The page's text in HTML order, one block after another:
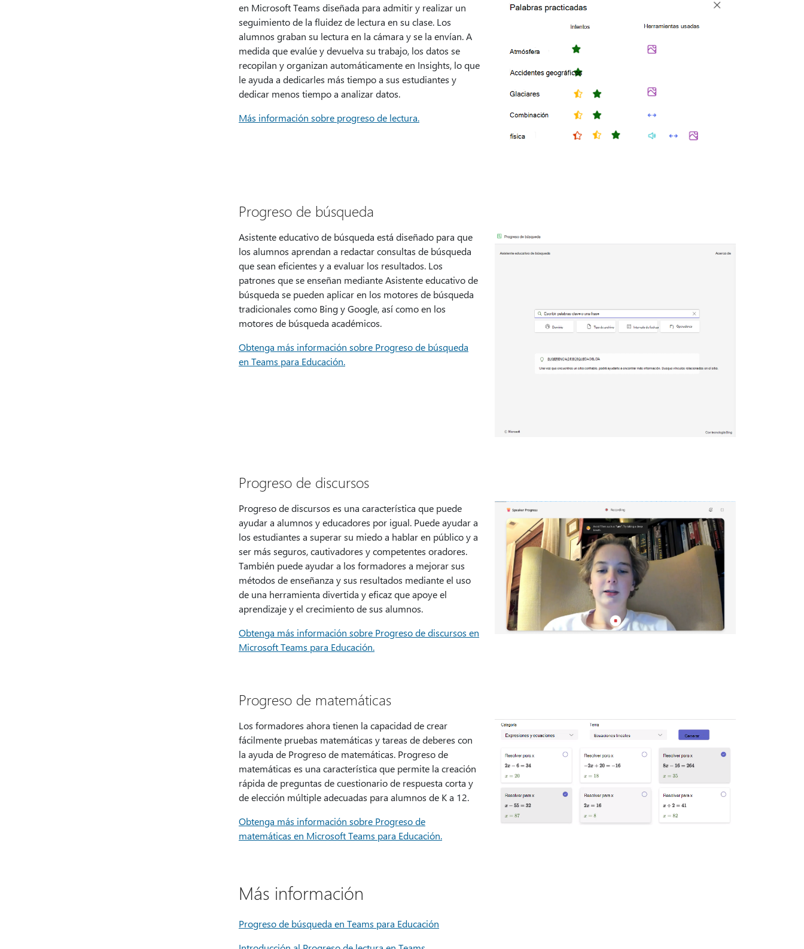
en Microsoft Teams diseñada para admitir y realizar un
seguimiento de la fluidez de lectura en su clase. Los
alumnos graban su lectura en la cámara y se la envían. A
medida que evalúe y devuelva su trabajo, los datos se
recopilan y organizan automáticamente en Insights, lo que
le ayuda a dedicarles más tiempo a sus estudiantes y
dedicar menos tiempo a analizar datos.
Más información sobre progreso de lectura.
Progreso de búsqueda
Asistente educativo de búsqueda está diseñado para que
los alumnos aprendan a redactar consultas de búsqueda
que sean eficientes y a evaluar los resultados. Los
patrones que se enseñan mediante Asistente educativo de
búsqueda se pueden aplicar en los motores de búsqueda
tradicionales como Bing y Google, así como en los
motores de búsqueda académicos.
Obtenga más información sobre Progreso de búsqueda
en Teams para Educación.
Progreso de discursos
Progreso de discursos es una característica que puede
ayudar a alumnos y educadores por igual. Puede ayudar a
los estudiantes a superar su miedo a hablar en público y a
ser más seguros, cautivadores y competentes oradores.
También puede ayudar a los formadores a mejorar sus
métodos de enseñanza y sus resultados mediante el uso
de una herramienta divertida y eficaz que apoye el
aprendizaje y el crecimiento de sus alumnos.
Obtenga más información sobre Progreso de discursos en
Microsoft Teams para Educación.
Progreso de matemáticas
Los formadores ahora tienen la capacidad de crear
fácilmente pruebas matemáticas y tareas de deberes con
la ayuda de Progreso de matemáticas. Progreso de
matemáticas es una característica que permite la creación
rápida de preguntas de cuestionario de respuesta corta y
de elección múltiple adecuadas para alumnos de K a 12.
Obtenga más información sobre Progreso de
matemáticas en Microsoft Teams para Educación.
Más información
Progreso de búsqueda en Teams para Educación